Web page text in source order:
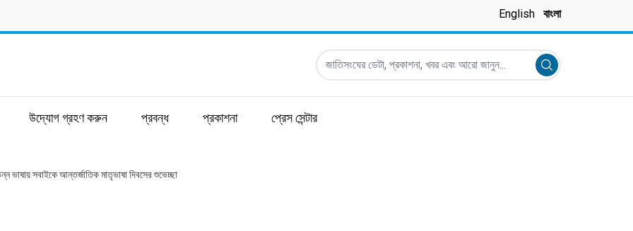
English বাংলা
জাতিসংঘের ডেটা, প্রকাশনা, খবর এবং আরো জানুন...
Submit search
উদ্যোগ গ্রহণ করুন প্রবন্ধ প্রকাশনা প্রেস সেন্টার
ভাষায় সবাইকে আন্তর্জাতিক মাতৃভাষা দিবসের শুভেচ্ছা